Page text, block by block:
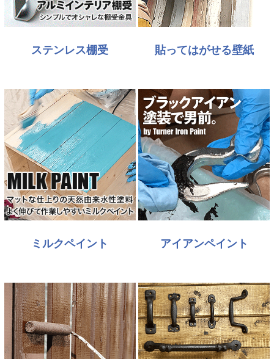
ステンレス棚受 貼ってはがせる壁紙
ミルクペイント アイアンペイント